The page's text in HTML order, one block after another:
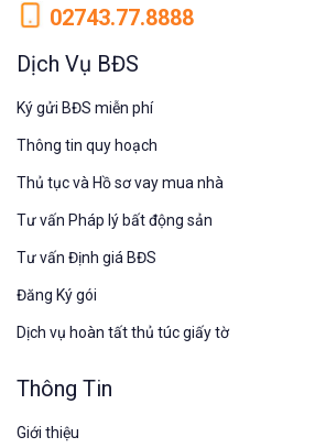
02743.77.8888
Dịch Vụ BĐS
Ký gửi BĐS miễn phí
Thông tin quy hoạch
Thủ tục và Hồ sơ vay mua nhà
Tư vấn Pháp lý bất động sản
Tư vấn Định giá BĐS
Đăng Ký gói
Dịch vụ hoàn tất thủ túc giấy tờ
Thông Tin
Giới thiệu